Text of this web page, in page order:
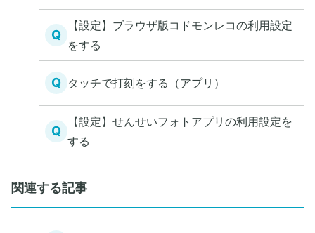
Q
【設定】ブラウザ版コドモンレコの利用設定
をする
Q タッチで打刻をする（アプリ）
Q
【設定】せんせいフォトアプリの利用設定を
する
関連する記事